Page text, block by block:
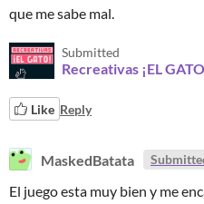
que me sabe mal.
Submitted
Recreativas ¡EL
Like Reply
MaskedBatata
El juego esta muy bien y me